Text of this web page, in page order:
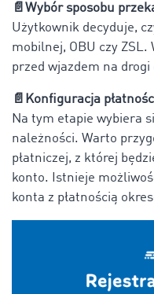
📄 Wybór sposobu
Użytkownik decyduje,
mobilnej, OBU czy ZSL.
przed wjazdem na drogi
📄 Konfiguracja
Na tym etapie wybiera
należności. Warto
płatniczej, z której
konto. Istnieje
konta z płatnością